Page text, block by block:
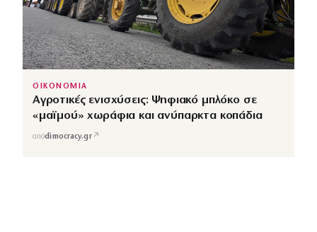
ΟΙΚΟΝΟΜΙΑ
Αγροτικές ενισχύσεις: Ψηφιακό μπλόκο σε
«μαϊμού» χωράφια και ανύπαρκτα κοπάδια
απόdimocracy.gr↗